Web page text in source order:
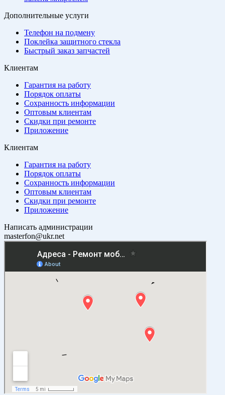
Дополнительные услуги
Телефон на подмену
Поклейка защитного стекла
Быстрый заказ запчастей
Клиентам
Гарантия на работу
Порядок оплаты
Сохранность информации
Оптовым клиентам
Скидки при ремонте
Приложение
Клиентам
Гарантия на работу
Порядок оплаты
Сохранность информации
Оптовым клиентам
Скидки при ремонте
Приложение
Написать администрации
masterfon@ukr.net